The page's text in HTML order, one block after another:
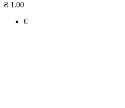
₴ 1.00
€